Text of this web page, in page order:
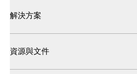
解決方案
資源與文件